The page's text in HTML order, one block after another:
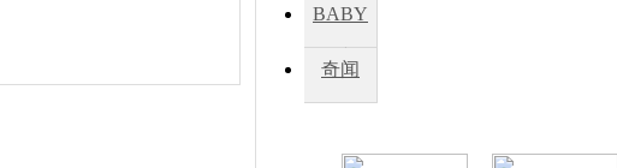
因
BABY
秀
奇闻